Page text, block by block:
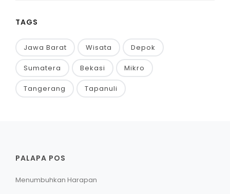
TAGS
Jawa Barat Wisata Depok
Sumatera Bekasi Mikro
Tangerang Tapanuli
PALAPA POS
Menumbuhkan Harapan